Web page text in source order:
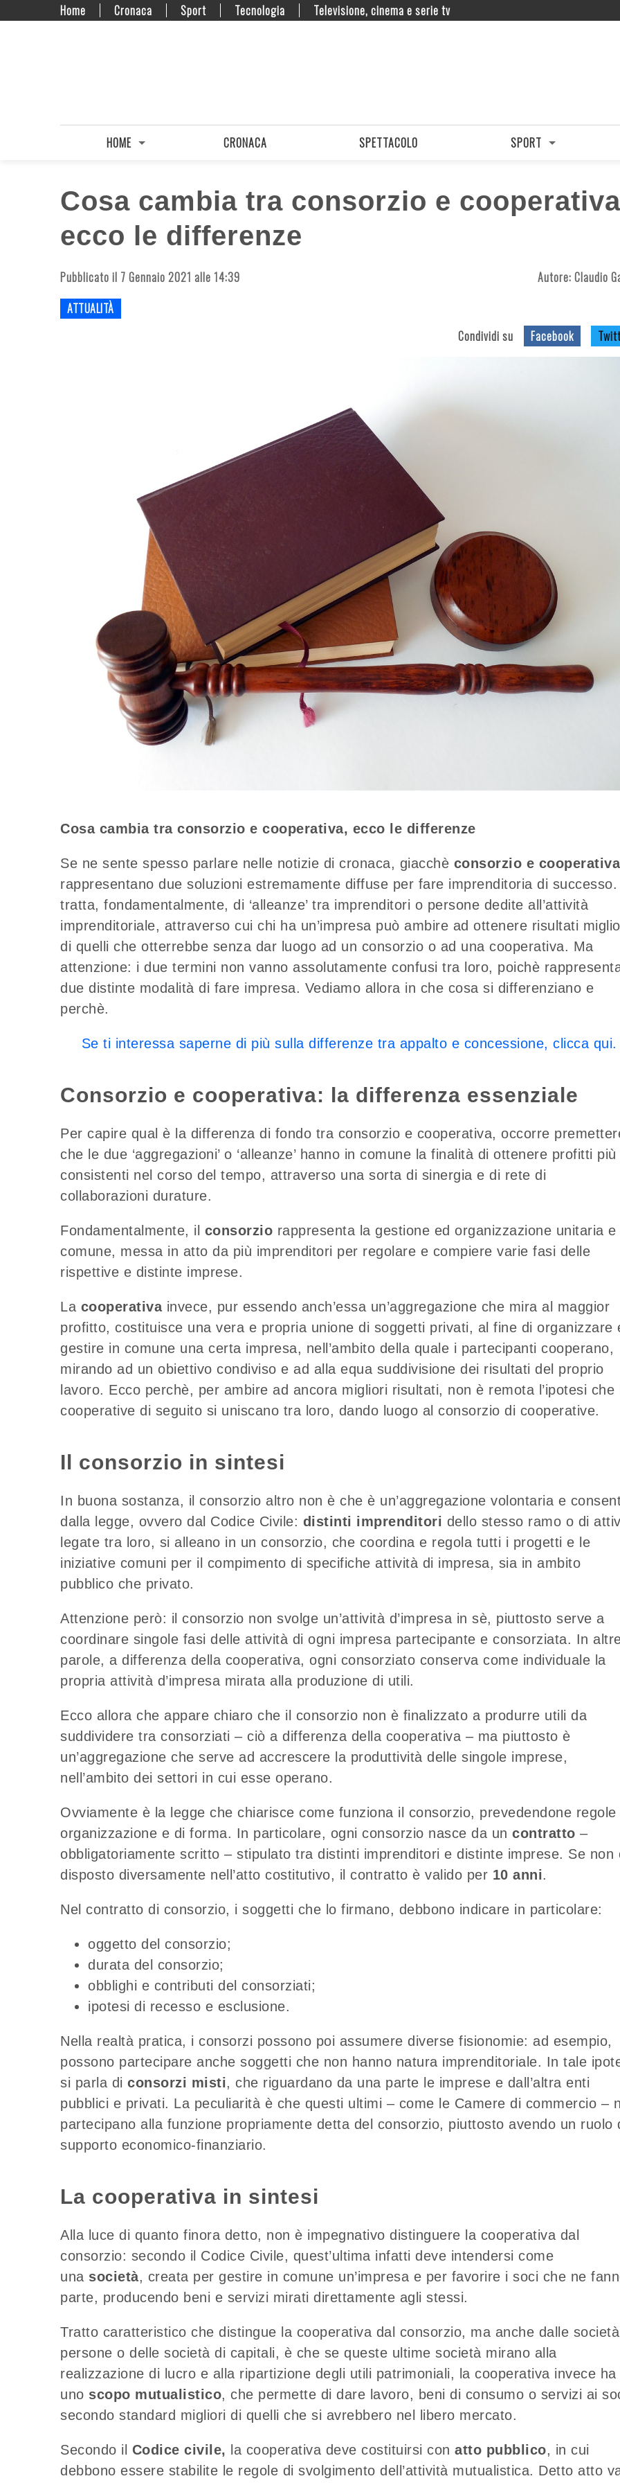
Home Cronaca Sport Tecnologia Televisione, cinema e serie tv
HOME CRONACA SPETTACOLO SPORT
Cosa cambia tra consorzio e
ecco le differenze
Pubblicato il 7 Gennaio 2021 alle 14:39 Autore: Claudio
ATTUALITÀ
Condividi su
Facebook
Cosa cambia tra consorzio e cooperativa, ecco le differenze
Se ne sente spesso parlare nelle notizie di cronaca, giacchè consorzio e cooperativa
rappresentano due soluzioni estremamente diffuse per fare imprenditoria di successo.
tratta, fondamentalmente, di ‘alleanze’ tra imprenditori o persone dedite all’attività
imprenditoriale, attraverso cui chi ha un’impresa può ambire ad ottenere risultati
di quelli che otterrebbe senza dar luogo ad un consorzio o ad una cooperativa. Ma
attenzione: i due termini non vanno assolutamente confusi tra loro, poichè
due distinte modalità di fare impresa. Vediamo allora in che cosa si differenziano e
perchè.
Se ti interessa saperne di più sulla differenze tra appalto e concessione, clicca qui.
Consorzio e cooperativa: la differenza essenziale
Per capire qual è la differenza di fondo tra consorzio e cooperativa, occorre
che le due ‘aggregazioni’ o ‘alleanze’ hanno in comune la finalità di ottenere profitti più
consistenti nel corso del tempo, attraverso una sorta di sinergia e di rete di
collaborazioni durature.
Fondamentalmente, il consorzio rappresenta la gestione ed organizzazione unitaria e
comune, messa in atto da più imprenditori per regolare e compiere varie fasi delle
rispettive e distinte imprese.
La cooperativa invece, pur essendo anch’essa un’aggregazione che mira al maggior
profitto, costituisce una vera e propria unione di soggetti privati, al fine di organizzare
gestire in comune una certa impresa, nell’ambito della quale i partecipanti cooperano,
mirando ad un obiettivo condiviso e ad alla equa suddivisione dei risultati del proprio
lavoro. Ecco perchè, per ambire ad ancora migliori risultati, non è remota l’ipotesi che
cooperative di seguito si uniscano tra loro, dando luogo al consorzio di cooperative.
Il consorzio in sintesi
In buona sostanza, il consorzio altro non è che è un’aggregazione volontaria e
dalla legge, ovvero dal Codice Civile: distinti imprenditori dello stesso ramo o di
legate tra loro, si alleano in un consorzio, che coordina e regola tutti i progetti e le
iniziative comuni per il compimento di specifiche attività di impresa, sia in ambito
pubblico che privato.
Attenzione però: il consorzio non svolge un’attività d’impresa in sè, piuttosto serve a
coordinare singole fasi delle attività di ogni impresa partecipante e consorziata. In
parole, a differenza della cooperativa, ogni consorziato conserva come individuale la
propria attività d’impresa mirata alla produzione di utili.
Ecco allora che appare chiaro che il consorzio non è finalizzato a produrre utili da
suddividere tra consorziati – ciò a differenza della cooperativa – ma piuttosto è
un’aggregazione che serve ad accrescere la produttività delle singole imprese,
nell’ambito dei settori in cui esse operano.
Ovviamente è la legge che chiarisce come funziona il consorzio, prevedendone regole
organizzazione e di forma. In particolare, ogni consorzio nasce da un contratto –
obbligatoriamente scritto – stipulato tra distinti imprenditori e distinte imprese. Se non
disposto diversamente nell’atto costitutivo, il contratto è valido per 10 anni.
Nel contratto di consorzio, i soggetti che lo firmano, debbono indicare in particolare:
oggetto del consorzio;
durata del consorzio;
obblighi e contributi del consorziati;
ipotesi di recesso e esclusione.
Nella realtà pratica, i consorzi possono poi assumere diverse fisionomie: ad esempio,
possono partecipare anche soggetti che non hanno natura imprenditoriale. In tale
si parla di consorzi misti, che riguardano da una parte le imprese e dall’altra enti
pubblici e privati. La peculiarità è che questi ultimi – come le Camere di commercio –
partecipano alla funzione propriamente detta del consorzio, piuttosto avendo un ruolo
supporto economico-finanziario.
La cooperativa in sintesi
Alla luce di quanto finora detto, non è impegnativo distinguere la cooperativa dal
consorzio: secondo il Codice Civile, quest’ultima infatti deve intendersi come
una società, creata per gestire in comune un’impresa e per favorire i soci che ne
parte, producendo beni e servizi mirati direttamente agli stessi.
Tratto caratteristico che distingue la cooperativa dal consorzio, ma anche dalle
persone o delle società di capitali, è che se queste ultime società mirano alla
realizzazione di lucro e alla ripartizione degli utili patrimoniali, la cooperativa invece ha
uno scopo mutualistico, che permette di dare lavoro, beni di consumo o servizi ai
secondo standard migliori di quelli che si avrebbero nel libero mercato.
Secondo il Codice civile, la cooperativa deve costituirsi con atto pubblico, in cui
debbono essere stabilite le regole di svolgimento dell’attività mutualistica. Detto atto